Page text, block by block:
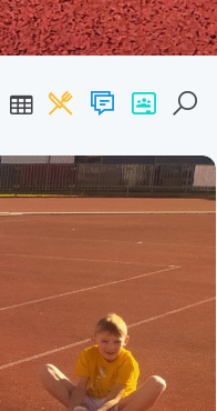
Třída I. C
Třída II. C
Třída III. C
Třída IV. C
Třída V. C
Třída VI. C